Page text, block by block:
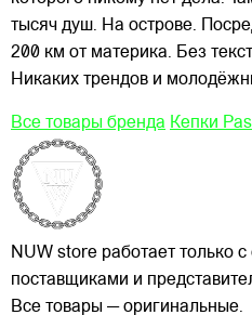
тысяч душ. На острове.
200 км от материка. Без
Никаких трендов и
Все товары бренда Кепки
NUW store работает только
поставщиками и
Все товары — оригинальные.